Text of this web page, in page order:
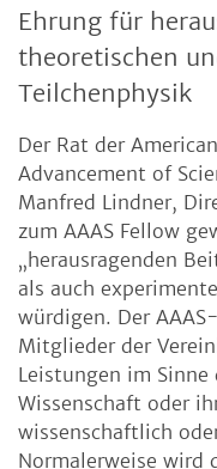
Ehrung für
theoretischen
Teilchenphysik
Der Rat der
Advancement of
Manfred Lindner,
zum AAAS Fellow
„herausragenden
als auch
würdigen. Der
Mitglieder der
Leistungen im
Wissenschaft oder
wissenschaftlich
Normalerweise wird